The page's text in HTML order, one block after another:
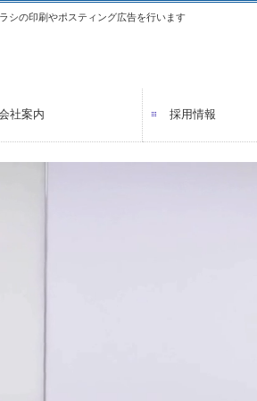
シの印刷やポスティング広告を行います
社案内
人情報保護方針
採用情報